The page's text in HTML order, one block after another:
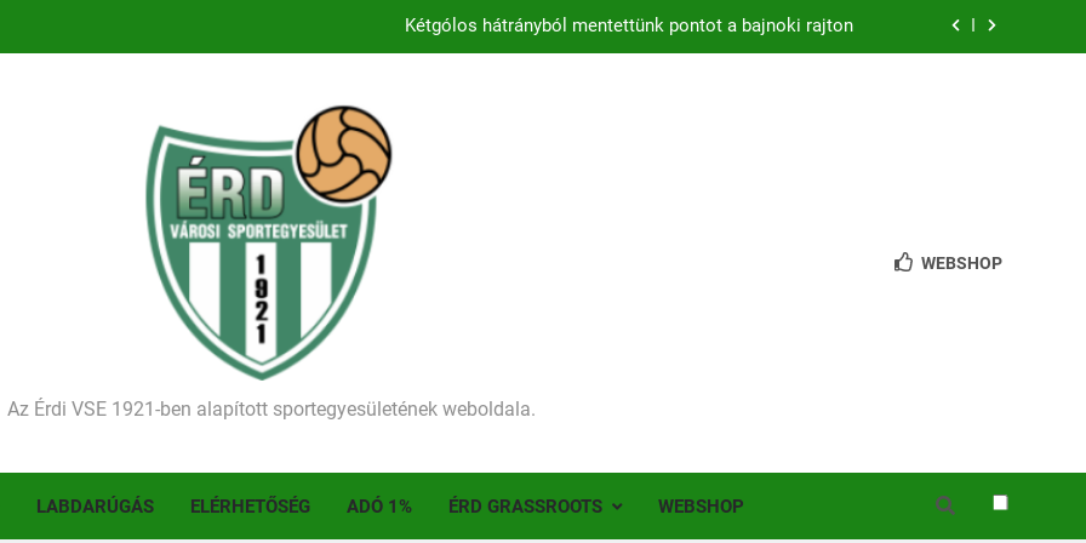
Kétgólos hátrányból mentettünk pontot a bajnoki rajton
Történelmet írt az I. Érdi Football Fesztivál – több mint 200 játékos lépett pályára Érden
Ellenfelünk visszalépése miatt játék nélkül jutottunk tovább a MOL Magyar Kupában
Kezdődik a 2026–2027-es szezon – hazai pályán rajtol az Érdi VSE!
Történelmet írt az I. Érdi Football Fesztivál – több mint 200 játékos lépett pályára Érden
Az Érdi VSE 1921-ben alapított sportegyesületének weboldala.
WEBSHOP
LABDARÚGÁS ELÉRHETŐSÉG ADÓ 1% ÉRD GRASSROOTS WEBSHOP